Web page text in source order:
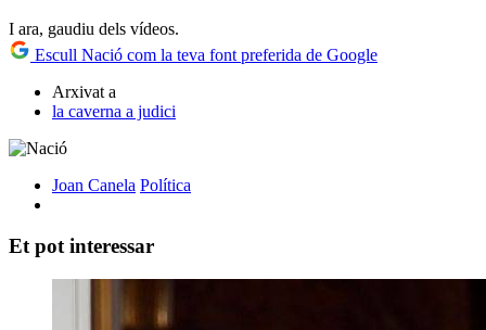
I ara, gaudiu dels vídeos.
Escull Nació com la teva font preferida de Google
Arxivat a
la caverna a judici
Joan Canela Política
Et pot interessar